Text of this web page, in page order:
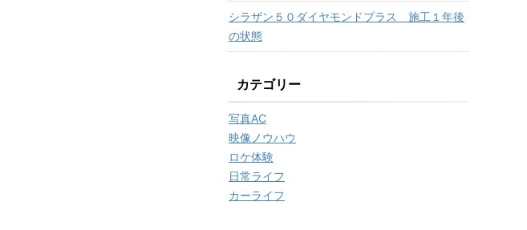
シラザン５０ダイヤモンドプラス 施工１年後
の状態
カテゴリー
写真AC
映像ノウハウ
ロケ体験
日常ライフ
カーライフ